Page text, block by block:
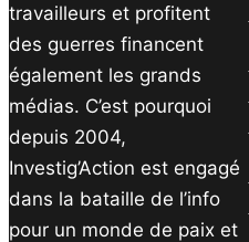
travailleurs et profitent
des guerres financent
également les grands
médias. C’est pourquoi
depuis 2004,
Investig’Action est engagé
dans la bataille de l’info
pour un monde de paix et